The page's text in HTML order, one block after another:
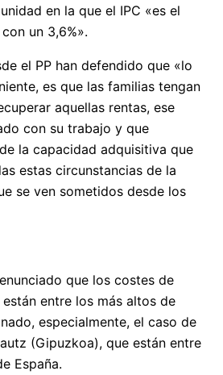
en la que el IPC «es el
un 3,6%».
el PP han defendido que «lo
es que las familias tengan
aquellas rentas, ese
con su trabajo y que
la capacidad adquisitiva que
estas circunstancias de la
se ven sometidos desde los
que los costes de
entre los más altos de
especialmente, el caso de
(Gipuzkoa), que están entre
España.